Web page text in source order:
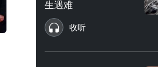
生遇难
收听